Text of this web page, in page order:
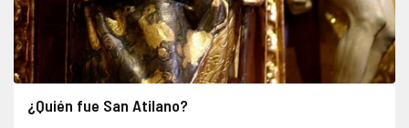
¿Quién fue San Atilano?